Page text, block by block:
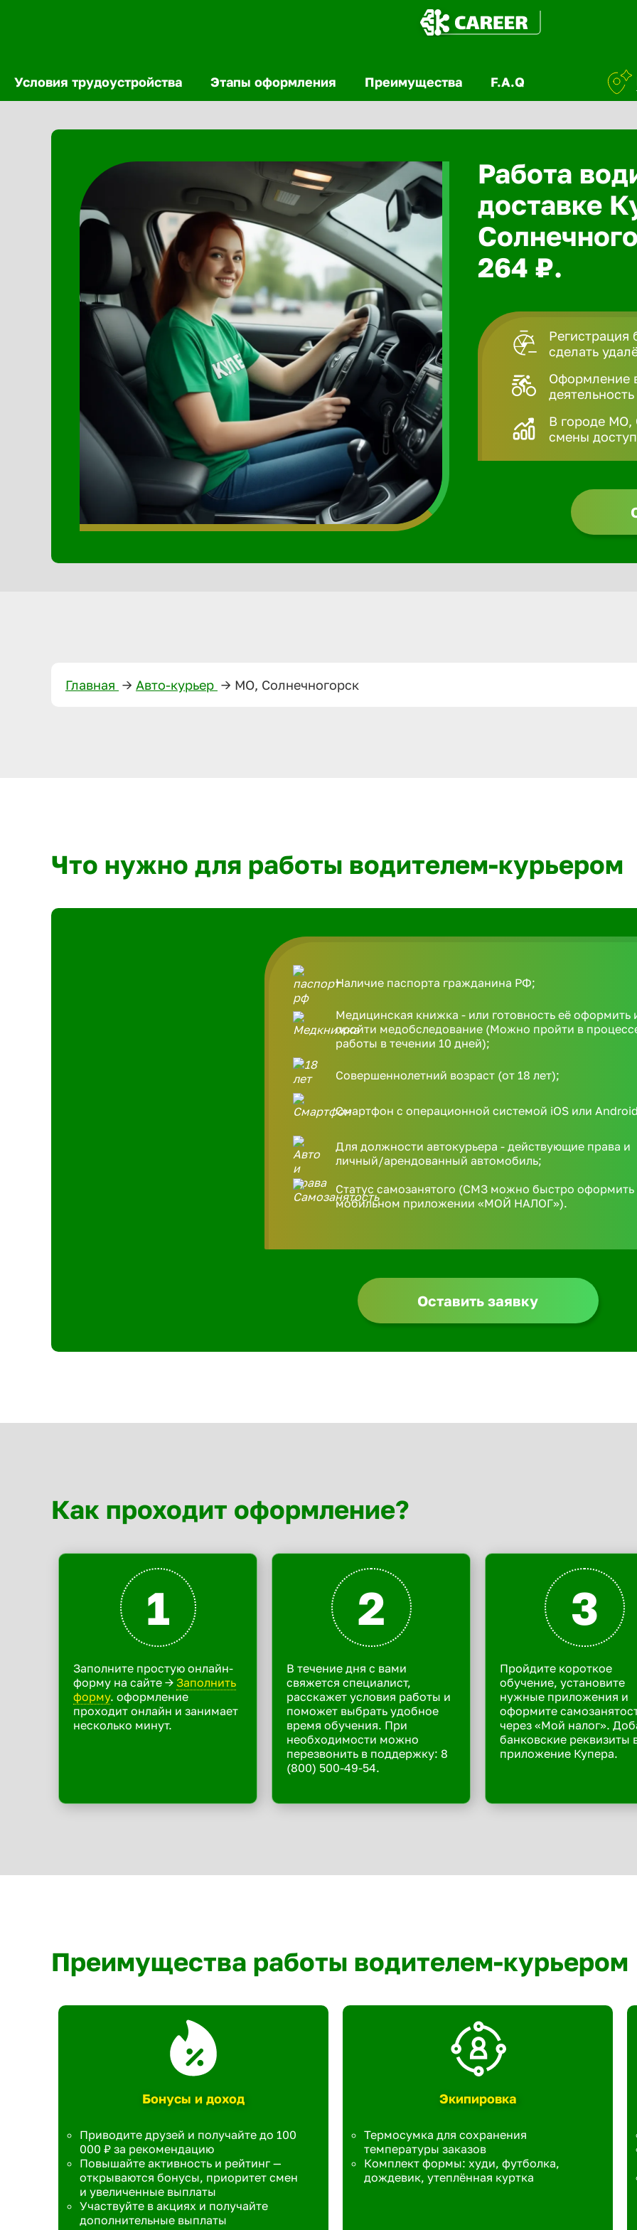
Условия трудоустройства Этапы оформления Преимущества F.A.Q
Работа
доставке
264 ₽.
Регистрация
сделать
Оформление
В городе МО,
смены
Главная —> Авто-курьер —> МО, Солнечногорск
Что нужно для работы водителем-курьером
Наличие паспорта гражданина РФ;
Медицинская книжка - или готовность её оформить
пройти медобследование (Можно пройти в
работы в течении 10 дней);
Совершеннолетний возраст (от 18 лет);
Смартфон с операционной системой iOS или
Для должности автокурьера - действующие права и
личный/арендованный автомобиль;
Статус самозанятого (СМЗ можно быстро оформить
мобильном приложении «МОЙ НАЛОГ»).
Оставить заявку
Как проходит оформление?
1
Заполните простую онлайн-
форму на сайте -> Заполнить
форму. оформление
проходит онлайн и занимает
несколько минут.
2
В течение дня с вами
свяжется специалист,
расскажет условия работы и
поможет выбрать удобное
время обучения. При
необходимости можно
перезвонить в поддержку: 8
(800) 500-49-54.
3
Пройдите короткое
обучение, установите
нужные приложения и
оформите
через «Мой налог».
банковские реквизиты
приложение Купера.
Преимущества работы водителем-курьером
Бонусы и доход
Приводите друзей и получайте до 100
000 ₽ за рекомендацию
Повышайте активность и рейтинг —
открываются бонусы, приоритет смен
и увеличенные выплаты
Участвуйте в акциях и получайте
дополнительные выплаты
Экипировка
Термосумка для сохранения
температуры заказов
Комплект формы: худи, футболка,
дождевик, утеплённая куртка